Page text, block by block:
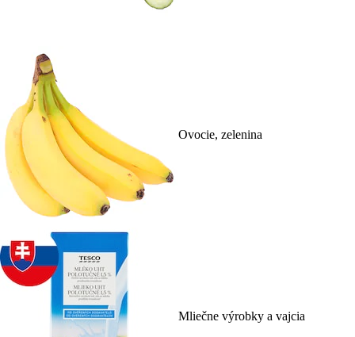
Ovocie, zelenina
Mliečne výrobky a vajcia